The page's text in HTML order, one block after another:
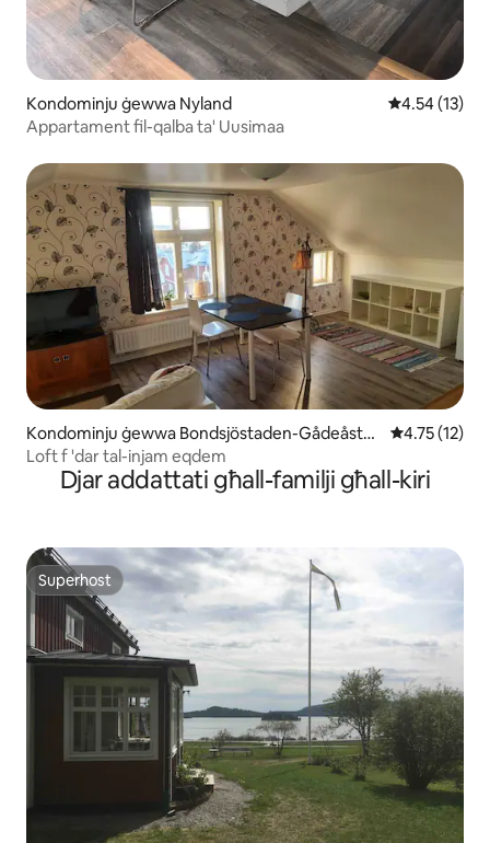
Kondominju ġewwa Nyland Rating
4.54 (13)
Appartament fil-qalba ta' Uusimaa
Kondominju ġewwa Bondsjöstaden-Gådeåstad
en
Rating
4.75 (12)
Loft f 'dar tal-injam eqdem
Djar addattati għall-familji għall-kiri
Superhost
Superhost